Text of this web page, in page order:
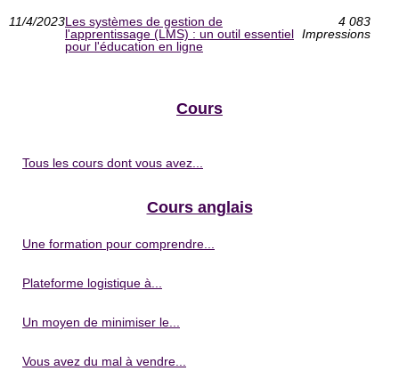
11/4/2023Les systèmes de gestion de
l'apprentissage (LMS) : un outil essentiel
pour l'éducation en ligne
4 083
Impressions
Cours
Tous les cours dont vous avez...
Cours anglais
Une formation pour comprendre...
Plateforme logistique à...
Un moyen de minimiser le...
Vous avez du mal à vendre...